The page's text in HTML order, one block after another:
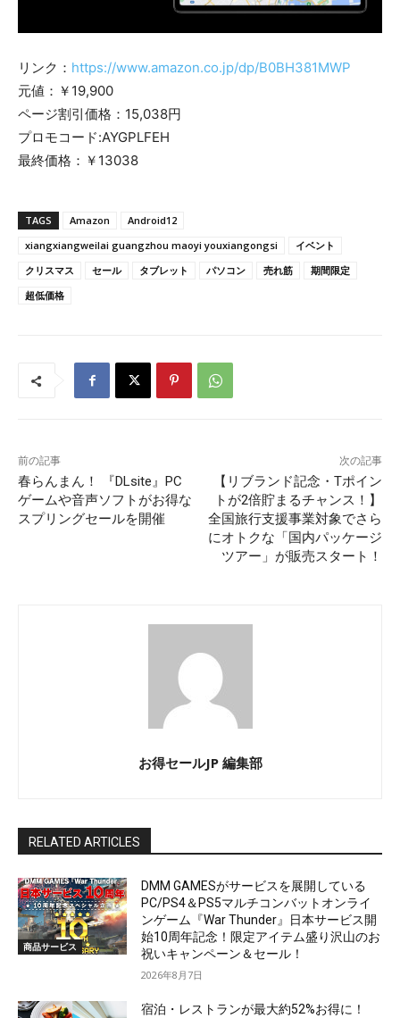
リンク： https://www.amazon.co.jp/dp/B0BH381MWP
元値：￥19,900
ページ割引価格：15,038円
プロモコード:AYGPLFEH
​最終価格：￥13038
TAGS Amazon
Android12
xiangxiangweilai guangzhou maoyi youxiangongsi
イベント
クリスマス
セール タブレット パソコン 売れ筋
期間限定
超低価格
前の記事
春らんまん！ 『DLsite』PC
ゲームや音声ソフトがお得な
スプリングセールを開催
次の記事
【リブランド記念・Tポイン
トが2倍貯まるチャンス！】
全国旅行支援事業対象でさら
にオトクな「国内パッケージ
ツアー」が販売スタート！
お得セールJP 編集部
RELATED ARTICLES
商品サービス
DMM GAMESがサービスを展開している
PC/PS4＆PS5マルチコンバットオンライ
ンゲーム『War Thunder』日本サービス開
始10周年記念！限定アイテム盛り沢山のお
祝いキャンペーン＆セール！
2026年8月7日
宿泊・レストランが最大約52%お得に！